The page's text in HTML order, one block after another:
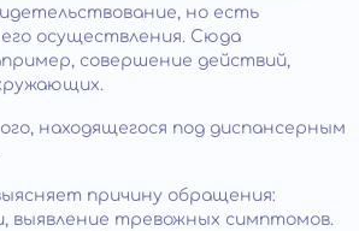
но есть
его осуществления. Сюда
совершение действий,
находящегося под диспансерным
причину обращения:
выявление тревожных симптомов.